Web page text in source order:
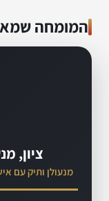
המומחה
ציון,
מנעולן ותיק עם